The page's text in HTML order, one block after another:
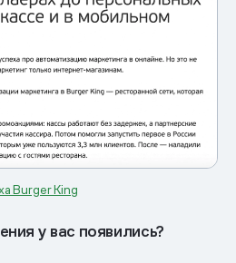
Burger King
у вас появились?